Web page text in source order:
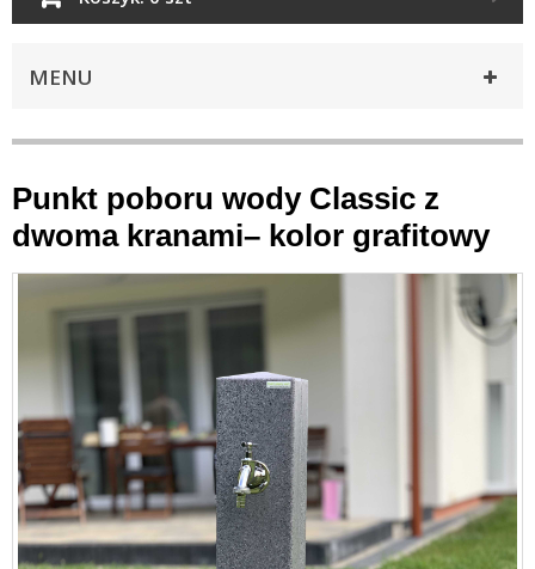
MENU
Punkt poboru wody Classic z
dwoma kranami– kolor grafitowy